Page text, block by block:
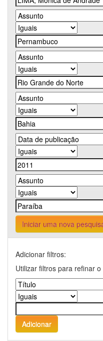
Iniciar uma nova
Adicionar filtros:
Utilizar filtros para refinar